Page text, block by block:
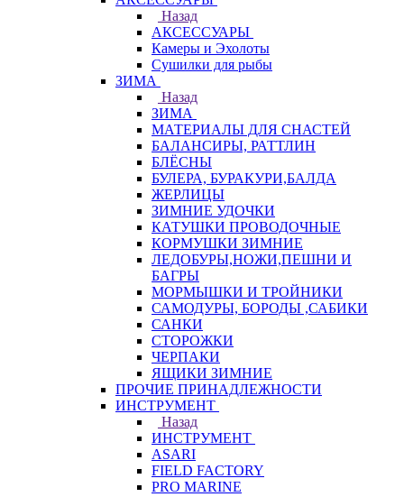
Назад
АКСЕССУАРЫ
Камеры и Эхолоты
Сушилки для рыбы
ЗИМА
Назад
ЗИМА
МАТЕРИАЛЫ ДЛЯ СНАСТЕЙ
БАЛАНСИРЫ, РАТТЛИН
БЛЁСНЫ
БУЛЕРА, БУРАКУРИ,БАЛДА
ЖЕРЛИЦЫ
ЗИМНИЕ УДОЧКИ
КАТУШКИ ПРОВОДОЧНЫЕ
КОРМУШКИ ЗИМНИЕ
ЛЕДОБУРЫ,НОЖИ,ПЕШНИ И
БАГРЫ
МОРМЫШКИ И ТРОЙНИКИ
САМОДУРЫ, БОРОДЫ ,САБИКИ
САНКИ
СТОРОЖКИ
ЧЕРПАКИ
ЯЩИКИ ЗИМНИЕ
ПРОЧИЕ ПРИНАДЛЕЖНОСТИ
ИНСТРУМЕНТ
Назад
ИНСТРУМЕНТ
ASARI
FIELD FACTORY
PRO MARINE